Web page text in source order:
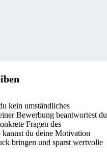
kein umständliches
Bewerbung beantwortest du
Fragen des
kannst du deine Motivation
bringen und sparst wertvolle